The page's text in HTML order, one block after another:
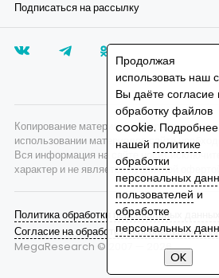
Подписаться на рассылку
Политика обработки персональных
Согласие на обработку персональных
MegaResearch © 2007 —
2026
Копирование материалов запрещено, при
использовании материалов сайта
Вся информация на сайте носит
характер и не является публичной офертой.
Продолжая
использовать наш
Вы даёте согласие
обработку файлов
cookie.
нашей политике
обработки
персональных
пользователей и
обработке
персональных